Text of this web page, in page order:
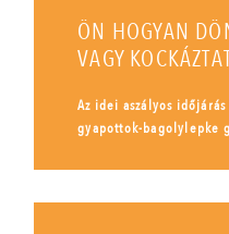
ÖN HOGYAN
VAGY
Az idei aszályos
gyapottok-bagolylepke